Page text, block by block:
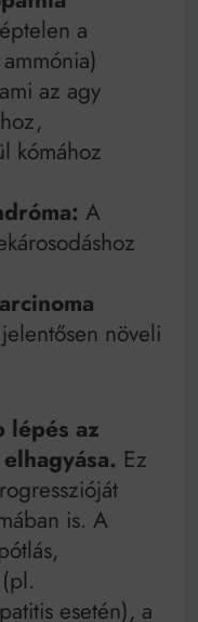
a
az agy
kómához
A
növeli
lépés az
Ez
is. A
esetén), a